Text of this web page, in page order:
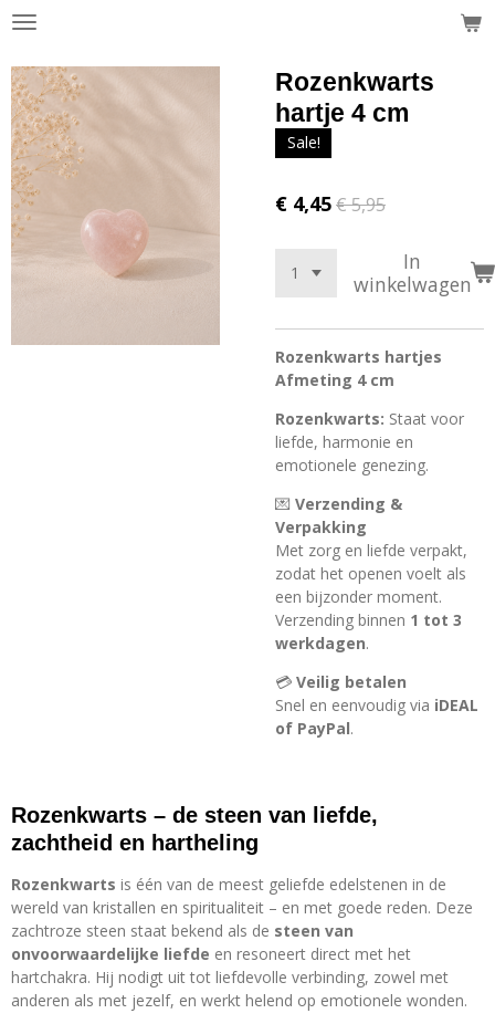
Ga
naar
de
hoofdinhoud
Rozenkwarts
hartje 4 cm
Sale!
€ 4,45€ 5,95
In
winkelwagen
Rozenkwarts hartjes
Afmeting 4 cm
Rozenkwarts: Staat voor
liefde, harmonie en
emotionele genezing.
💌 Verzending &
Verpakking
Met zorg en liefde verpakt,
zodat het openen voelt als
een bijzonder moment.
Verzending binnen 1 tot 3
werkdagen.
💳 Veilig betalen
Snel en eenvoudig via iDEAL
of PayPal.
Rozenkwarts – de steen van liefde,
zachtheid en hartheling
Rozenkwarts is één van de meest geliefde edelstenen in de
wereld van kristallen en spiritualiteit – en met goede reden. Deze
zachtroze steen staat bekend als de steen van
onvoorwaardelijke liefde en resoneert direct met het
hartchakra. Hij nodigt uit tot liefdevolle verbinding, zowel met
anderen als met jezelf, en werkt helend op emotionele wonden.